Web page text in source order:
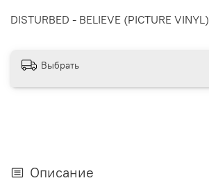
DISTURBED - BELIEVE (PICTURE VINYL)
Выбрать
Описание